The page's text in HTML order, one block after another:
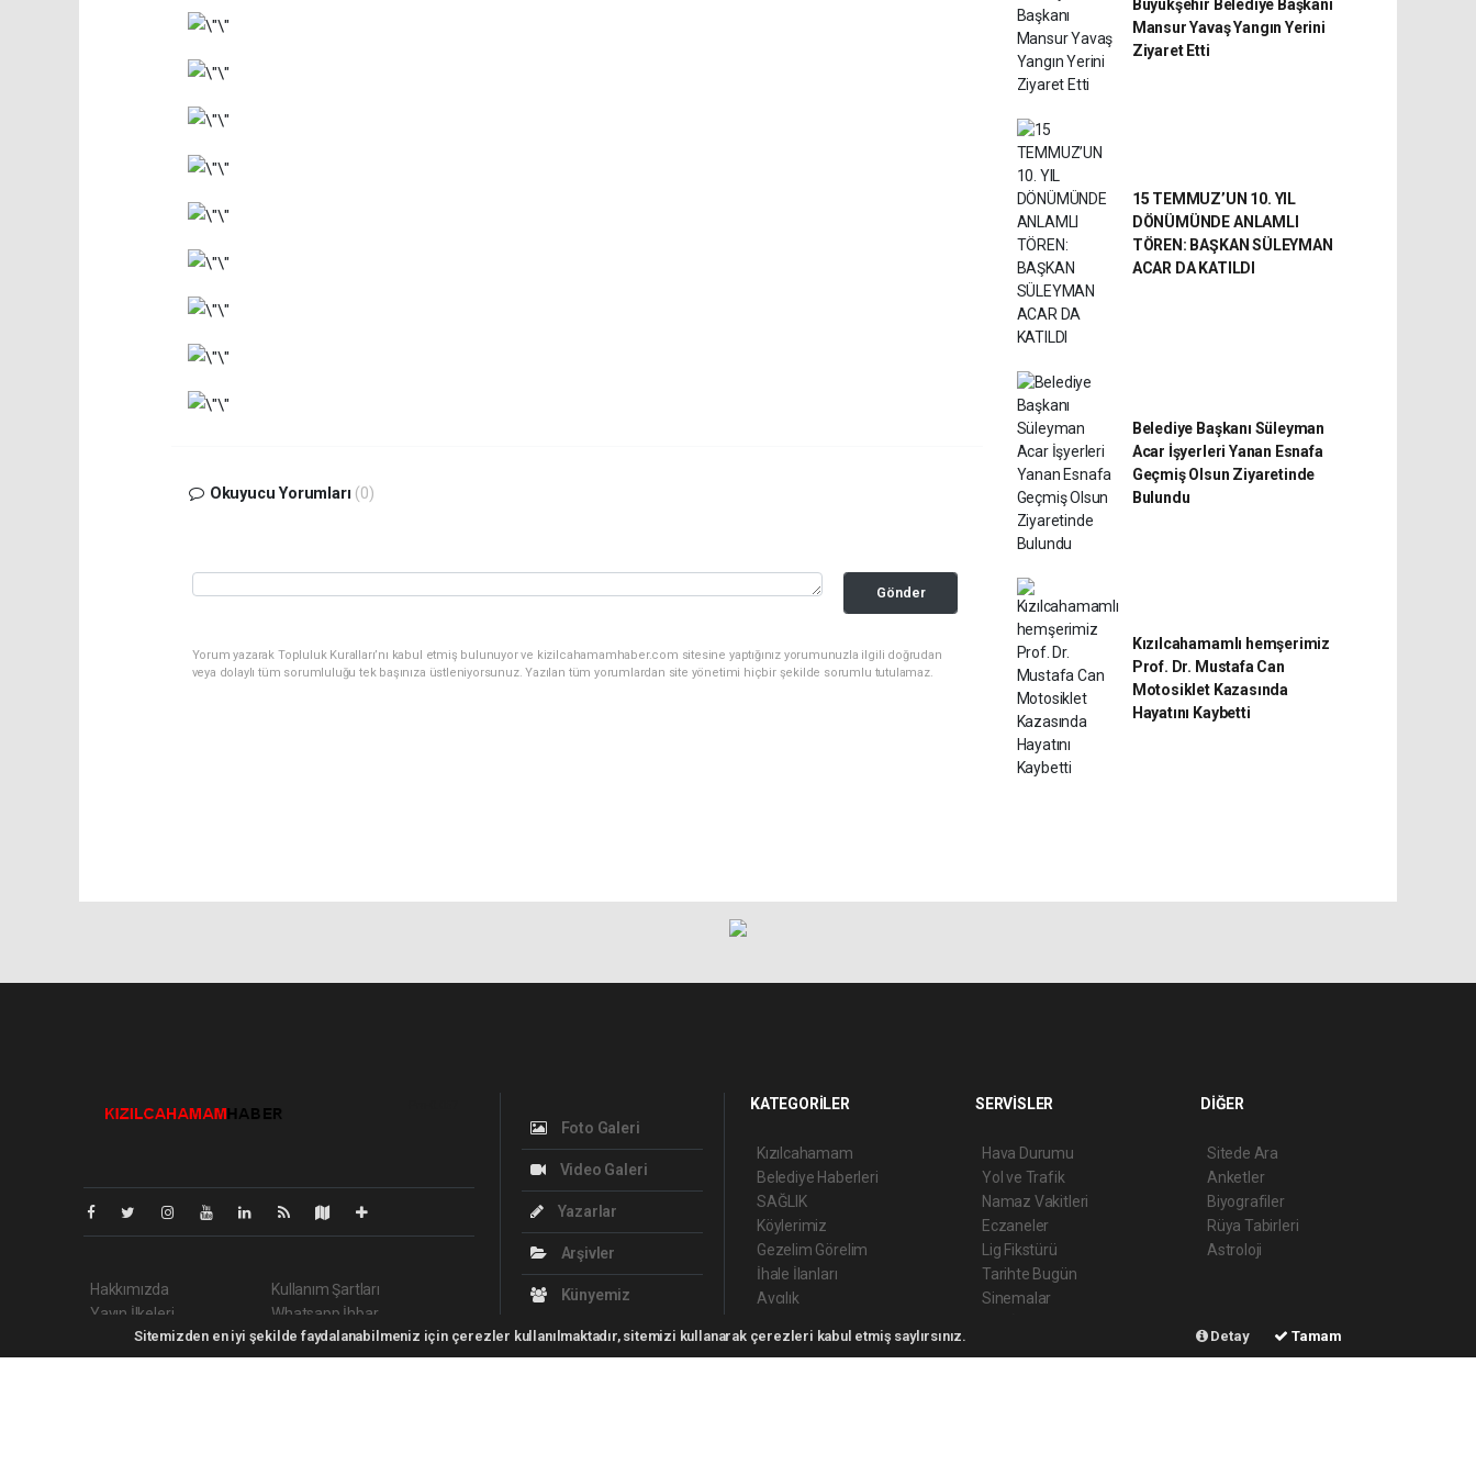
Okuyucu Yorumları (0)
Gönder
Yorum yazarak Topluluk Kuralları’nı kabul etmiş bulunuyor ve kizilcahamamhaber.com sitesine yaptığınız yorumunuzla ilgili doğrudan
veya dolaylı tüm sorumluluğu tek başınıza üstleniyorsunuz. Yazılan tüm yorumlardan site yönetimi hiçbir şekilde sorumlu tutulamaz.
Büyükşehir Belediye Başkanı
Mansur Yavaş Yangın Yerini
Ziyaret Etti
15 TEMMUZ’UN 10. YIL
DÖNÜMÜNDE ANLAMLI
TÖREN: BAŞKAN SÜLEYMAN
ACAR DA KATILDI
Belediye Başkanı Süleyman
Acar İşyerleri Yanan Esnafa
Geçmiş Olsun Ziyaretinde
Bulundu
Kızılcahamamlı hemşerimiz
Prof. Dr. Mustafa Can
Motosiklet Kazasında
Hayatını Kaybetti
Sitemizden en iyi şekilde faydalanabilmeniz için çerezler kullanılmaktadır, sitemizi kullanarak çerezleri kabul etmiş saylırsınız. Detay Tamam
Hakkımızda
Yayın İlkeleri
Veri Politikası
Kullanım Şartları
Whatsapp İhbar
Haber Gönder
Foto Galeri
Video Galeri
Yazarlar
Arşivler
Künyemiz
Bize Ulaşın
KATEGORİLER
Kızılcahamam
Belediye Haberleri
SAĞLIK
Köylerimiz
Gezelim Görelim
İhale İlanları
Avcılık
SERVİSLER
Hava Durumu
Yol ve Trafik
Namaz Vakitleri
Eczaneler
Lig Fikstürü
Tarihte Bugün
Sinemalar
DİĞER
Sitede Ara
Anketler
Biyografiler
Rüya Tabirleri
Astroloji